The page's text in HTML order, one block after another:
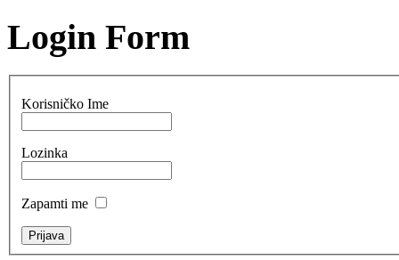
Login Form
Korisničko Ime
Lozinka
Zapamti me